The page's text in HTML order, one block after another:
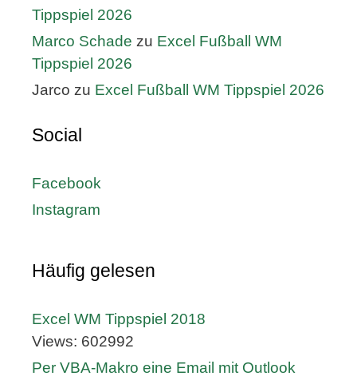
Tippspiel 2026
Marco Schade zu Excel Fußball WM
Tippspiel 2026
Jarco zu Excel Fußball WM Tippspiel 2026
Social
Facebook
Instagram
Häufig gelesen
Excel WM Tippspiel 2018
Views: 602992
Per VBA-Makro eine Email mit Outlook